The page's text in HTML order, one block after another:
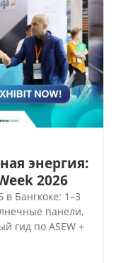
энергия:
2026
Бангкоке: 1–3
панели,
гид по ASEW +